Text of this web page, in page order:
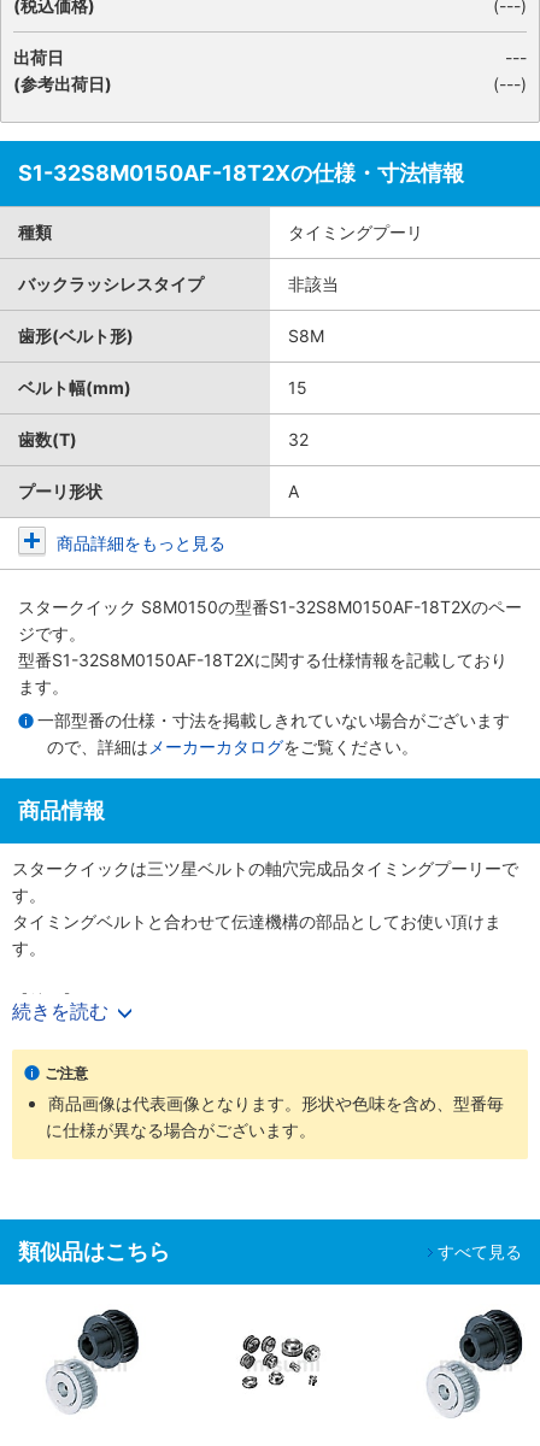
(税込価格)
(---)
出荷日
(参考出荷日)
---
(---)
S1-32S8M0150AF-18T2Xの仕様・寸法情報
種類 タイミングプーリ
バックラッシレスタイプ 非該当
歯形(ベルト形) S8M
ベルト幅(mm) 15
歯数(T) 32
プーリ形状 A
商品詳細をもっと見る
スタークイック S8M0150の型番S1-32S8M0150AF-18T2Xのペー
ジです。
型番S1-32S8M0150AF-18T2Xに関する仕様情報を記載しており
ます。
一部型番の仕様・寸法を掲載しきれていない場合がございます
ので、詳細は メーカーカタログをご覧ください。
商品情報
スタークイックは三ツ星ベルトの軸穴完成品タイミングプーリーで
す。
タイミングベルトと合わせて伝達機構の部品としてお使い頂けま
す。
【特長】
・使用する軸径に合わせて軸穴・キー・タップ加工付きの完成プー
リーを図面無しでご購入頂けます。
・表面処理やフランジカシメ有無も選択でき、様々なニーズに対応
可能です。
【用途】
続きを読む
ご注意
商品画像は代表画像となります。形状や色味を含め、型番毎
に仕様が異なる場合がございます。
類似品はこちら すべて見る